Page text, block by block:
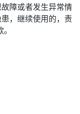
障或者发生异常情
，继续使用的，责